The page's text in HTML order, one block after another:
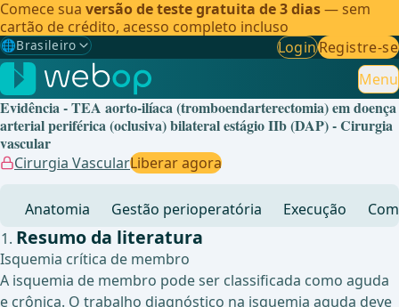
Comece sua versão de teste gratuita de 3 dias— sem
cartão de crédito, acesso completo incluso
🌐Brasileiro
Gewählte Sprache: Brasileiro
🇩🇪 Alemão
🇬🇧Inglês
🇪🇸 Espanhol
LoginRegistre-se
Menu
Evidência - TEA aorto-ilíaca (tromboendarterectomia) em doença
arterial periférica (oclusiva) bilateral estágio IIb (DAP) - Cirurgia
vascular
Cirurgia VascularLiberar agora
Anatomia Gestão perioperatória Execução
Resumo da literatura
Isquemia crítica de membro
A isquemia de membro pode ser classificada como aguda
e crônica. O trabalho diagnóstico na isquemia aguda deve